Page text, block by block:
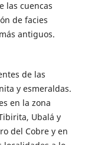
las cuencas
de facies
antiguos.
de las
y esmeraldas.
en la zona
Ubalá y
del Cobre y en